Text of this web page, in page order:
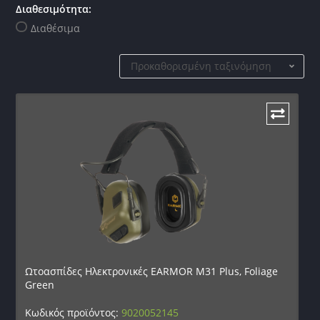
Διαθεσιμότητα:
Διαθέσιμα
Προκαθορισμένη ταξινόμηση
Ωτοασπίδες Ηλεκτρονικές EARMOR M31 Plus, Foliage
Green
Κωδικός προϊόντος:9020052145